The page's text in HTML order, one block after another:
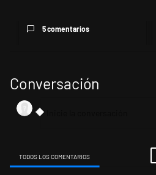
5 comentarios
Conversación
TODOS LOS COMENTARIOS